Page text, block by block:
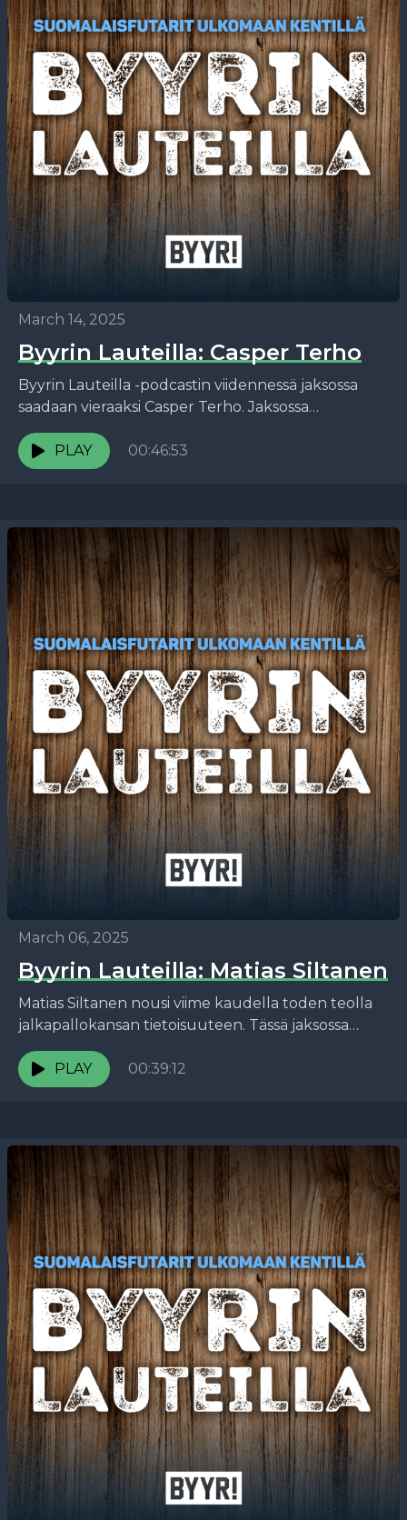
March 14, 2025
Byyrin Lauteilla: Casper Terho
Byyrin Lauteilla -podcastin viidennessä jaksossa
saadaan vieraaksi Casper Terho. Jaksossa
pureudutaan muun muassa siihen, mikä rooli Luka
Hyryläisellä oli Paderbornin lainasiirrossa, miltä
Pikkuhuuhkajien ratkaisevat...
PLAY 00:46:53
March 06, 2025
Byyrin Lauteilla: Matias Siltanen
Matias Siltanen nousi viime kaudella toden teolla
jalkapallokansan tietoisuuteen. Tässä jaksossa
kuulemme, miten hän päätyi valitsemaan
Djurgårdenin, millaista apua muilta suomalaisilta
on tullut Ruotsissa...
PLAY 00:39:12